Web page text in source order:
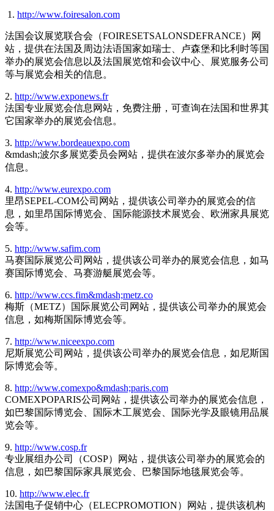
1. http://www.foiresalon.com
法国会议展览联合会（FOIRESETSALONSDEFRANCE）网
站，提供在法国及周边法语国家如瑞士、卢森堡和比利时等国
举办的展览会信息以及法国展览馆和会议中心、展览服务公司
等与展览会相关的信息。
2. http://www.exponews.fr
法国专业展览会信息网站，免费注册，可查询在法国和世界其
它国家举办的展览会信息。
3. http://www.bordeauexpo.com
&mdash;波尔多展览委员会网站，提供在波尔多举办的展览会
信息。
4. http://www.eurexpo.com
里昂SEPEL-COM公司网站，提供该公司举办的展览会的信
息，如里昂国际博览会、国际能源技术展览会、欧洲家具展览
会等。
5. http://www.safim.com
马赛国际展览公司网站，提供该公司举办的展览会信息，如马
赛国际博览会、马赛游艇展览会等。
6. http://www.ccs.fim&mdash;metz.co
梅斯（METZ）国际展览公司网站，提供该公司举办的展览会
信息，如梅斯国际博览会等。
7. http://www.niceexpo.com
尼斯展览公司网站，提供该公司举办的展览会信息，如尼斯国
际博览会等。
8. http://www.comexpo&mdash;paris.com
COMEXPOPARIS公司网站，提供该公司举办的展览会信息，
如巴黎国际博览会、国际木工展览会、国际光学及眼镜用品展
览会等。
9. http://www.cosp.fr
专业展组办公司（COSP）网站，提供该公司举办的展览会的
信息，如巴黎国际家具展览会、巴黎国际地毯展览会等。
10. http://www.elec.fr
法国电子促销中心（ELECPROMOTION）网站，提供该机构